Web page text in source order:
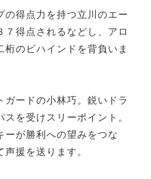
の得点力を持つ立川のエー
７得点されるなどし、アロ
のビハインドを背負いま
ガードの小林巧。鋭いドラ
を受けスリーポイント。
ーが勝利への望みをつな
援を送ります。